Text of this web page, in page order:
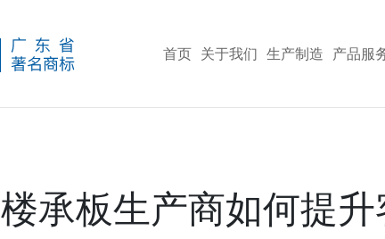
首页 关于我们 生产制造 产品服
楼承板生产商如何提